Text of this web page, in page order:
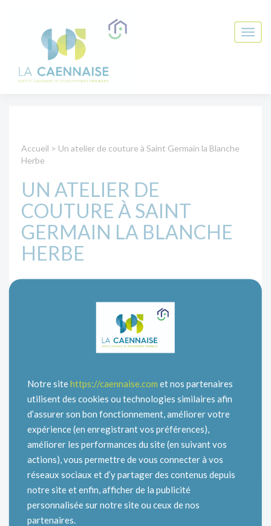
Accueil > Un atelier de couture à Saint Germain la Blanche
Herbe
UN ATELIER DE
COUTURE À SAINT
GERMAIN LA BLANCHE
HERBE
alentours peuvent se réjouir ! Un tout nouveau magasin
de couture situé 16 rue Roland Vico vient d’ouvrir.
Outre la couture et les retouches, Corinne BOCE,
gérante du magasin « Au Bouton Doré », propose
également des ateliers de couture, tricot, broderie et
accessoires.
Face à son énergie débordante, le succès ne peut être
qu’au rendez-vous !
Contact : 09.68.18.94.78 ou 06.87.51.78.55
Notre sitehttps://caennaise.com et nos partenaires
utilisent des cookies ou technologies similaires afin
d’assurer son bon fonctionnement, améliorer votre
expérience (en enregistrant vos préférences),
améliorer les performances du site (en suivant vos
actions), vous permettre de vous connecter à vos
réseaux sociaux et d’y partager des contenus depuis
notre site et enfin, afficher de la publicité
personnalisée sur notre site ou ceux de nos
partenaires.